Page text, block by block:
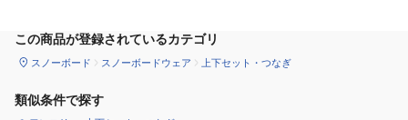
この商品が登録されているカテゴリ
スノーボード スノーボードウェア 上下セット・つなぎ
類似条件で探す